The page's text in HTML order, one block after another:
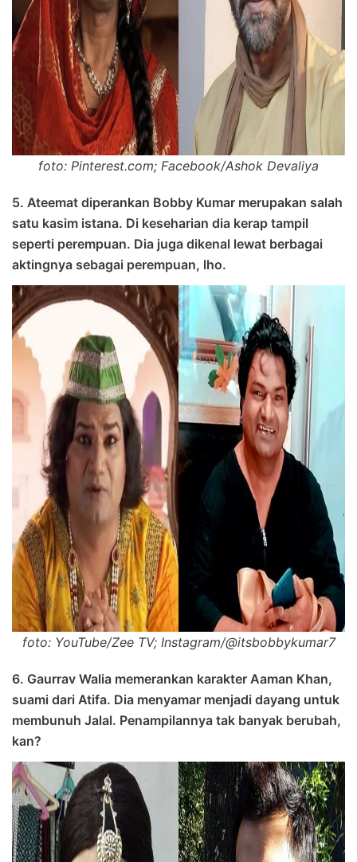
foto: Pinterest.com; Facebook/Ashok Devaliya
5. Ateemat diperankan Bobby Kumar merupakan salah
satu kasim istana. Di keseharian dia kerap tampil
seperti perempuan. Dia juga dikenal lewat berbagai
aktingnya sebagai perempuan, lho.
foto: YouTube/Zee TV; Instagram/@itsbobbykumar7
6. Gaurrav Walia memerankan karakter Aaman Khan,
suami dari Atifa. Dia menyamar menjadi dayang untuk
membunuh Jalal. Penampilannya tak banyak berubah,
kan?